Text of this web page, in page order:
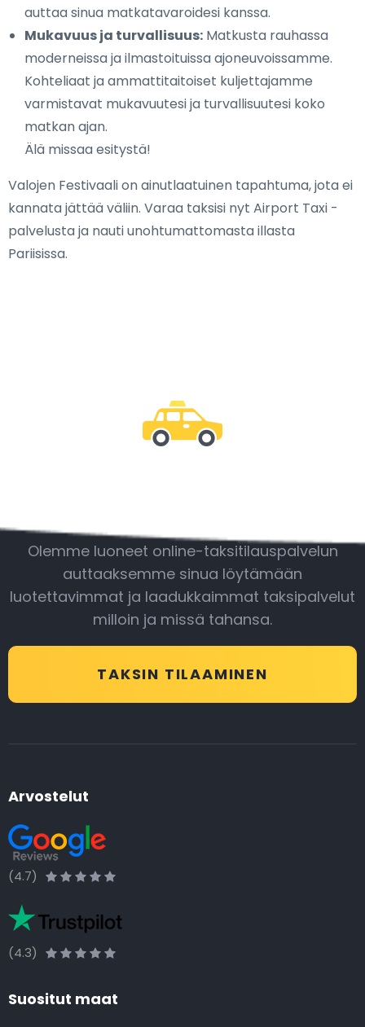
auttaa sinua matkatavaroidesi kanssa.
Mukavuus ja turvallisuus: Matkusta rauhassa
moderneissa ja ilmastoituissa ajoneuvoissamme.
Kohteliaat ja ammattitaitoiset kuljettajamme
varmistavat mukavuutesi ja turvallisuutesi koko
matkan ajan.
Älä missaa esitystä!
Valojen Festivaali on ainutlaatuinen tapahtuma, jota ei
kannata jättää väliin. Varaa taksisi nyt Airport Taxi -
palvelusta ja nauti unohtumattomasta illasta
Pariisissa.
Olemme luoneet online-taksitilauspalvelun
auttaaksemme sinua löytämään
luotettavimmat ja laadukkaimmat taksipalvelut
milloin ja missä tahansa.
TAKSIN TILAAMINEN
Arvostelut
(4.7)
(4.3)
Suositut maat